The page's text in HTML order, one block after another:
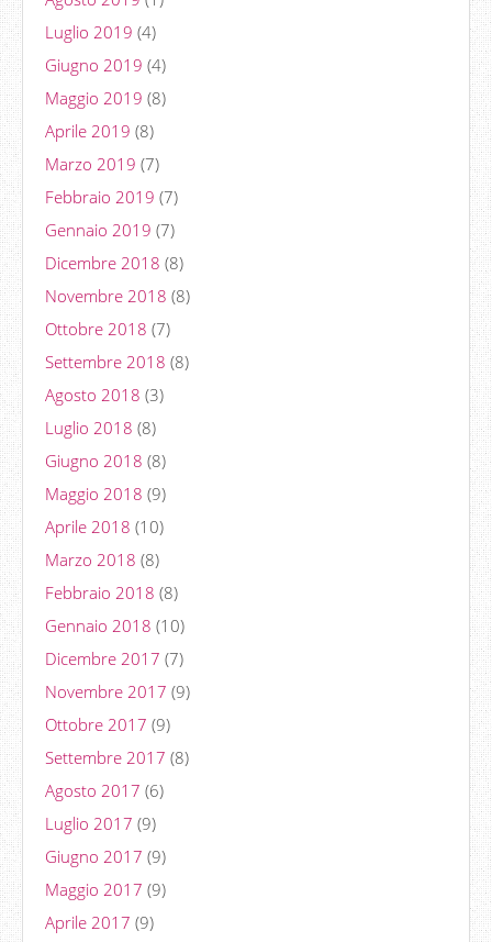
Luglio 2019 (4)
Giugno 2019 (4)
Maggio 2019 (8)
Aprile 2019 (8)
Marzo 2019 (7)
Febbraio 2019 (7)
Gennaio 2019 (7)
Dicembre 2018 (8)
Novembre 2018 (8)
Ottobre 2018 (7)
Settembre 2018 (8)
Agosto 2018 (3)
Luglio 2018 (8)
Giugno 2018 (8)
Maggio 2018 (9)
Aprile 2018 (10)
Marzo 2018 (8)
Febbraio 2018 (8)
Gennaio 2018 (10)
Dicembre 2017 (7)
Novembre 2017 (9)
Ottobre 2017 (9)
Settembre 2017 (8)
Agosto 2017 (6)
Luglio 2017 (9)
Giugno 2017 (9)
Maggio 2017 (9)
Aprile 2017 (9)